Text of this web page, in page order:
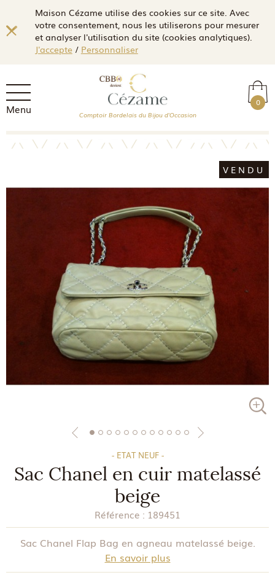
Maison Cézame utilise des cookies sur ce site. Avec
votre consentement, nous les utiliserons pour mesurer
et analyser l'utilisation du site (cookies analytiques).
J'accepte/ Personnaliser
Menu 0
Comptoir Bordelais du Bijou d'Occasion
VENDU
- ETAT NEUF -
Sac Chanel en cuir matelassé
beige
Référence : 189451
Sac Chanel Flap Bag en agneau matelassé beige.
En savoir plus